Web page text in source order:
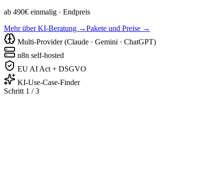
ab 490€ einmalig · Endpreis
Mehr über KI-Beratung →Pakete und Preise →
Multi-Provider (Claude · Gemini · ChatGPT)
n8n self-hosted
EU AI Act + DSGVO
KI-Use-Case-Finder
Schritt 1 / 3